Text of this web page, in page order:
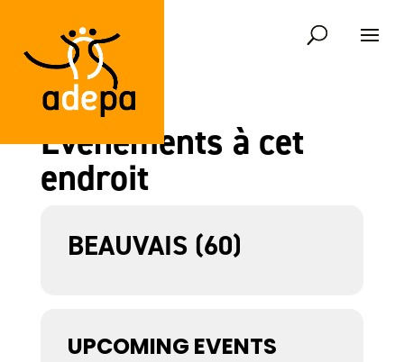
Événements à cet
endroit
BEAUVAIS (60)
UPCOMING EVENTS